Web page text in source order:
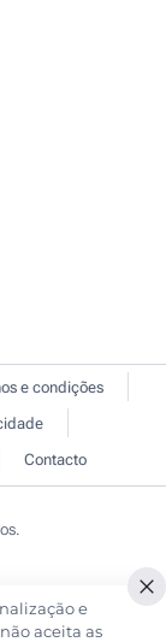
e condições
Contacto
e
aceita as